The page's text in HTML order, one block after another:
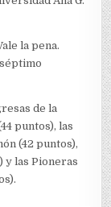
la pena.
de la
puntos), las
(42 puntos),
y las Pioneras